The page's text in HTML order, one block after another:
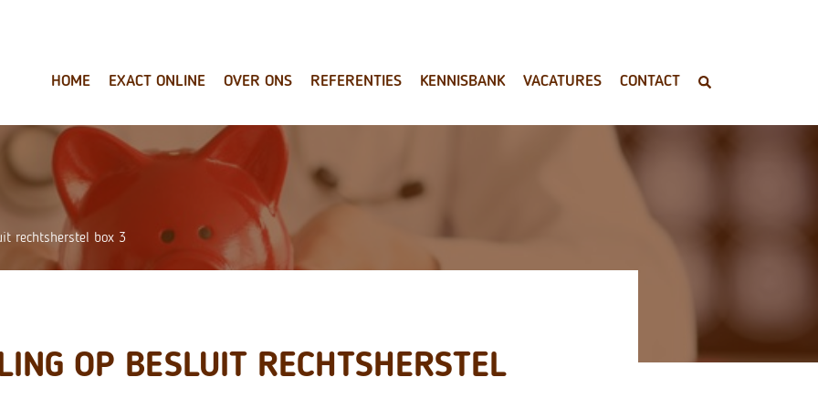
HOME EXACT ONLINE OVER ONS REFERENTIES KENNISBANK VACATURES CONTACT
rechtsherstel box 3
OP BESLUIT RECHTSHERSTEL